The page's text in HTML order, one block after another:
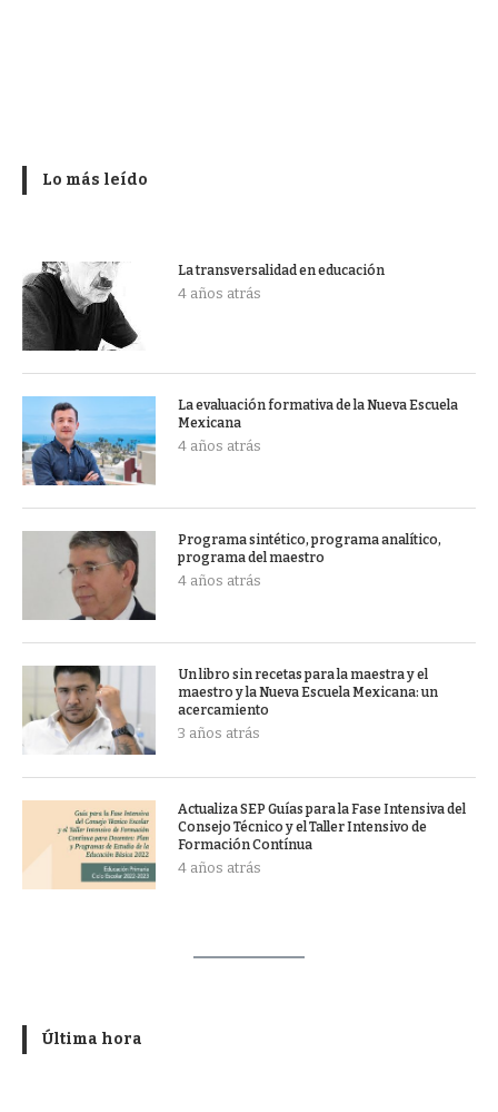
Lo más leído
La transversalidad en educación
4 años atrás
La evaluación formativa de la Nueva Escuela
Mexicana
4 años atrás
Programa sintético, programa analítico,
programa del maestro
4 años atrás
Un libro sin recetas para la maestra y el
maestro y la Nueva Escuela Mexicana: un
acercamiento
3 años atrás
Actualiza SEP Guías para la Fase Intensiva del
Consejo Técnico y el Taller Intensivo de
Formación Contínua
4 años atrás
Última hora